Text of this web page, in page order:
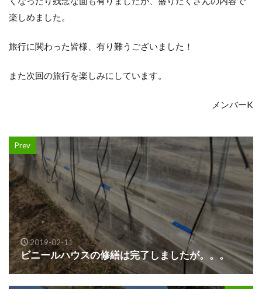
楽しめました。
旅行に関わった皆様、有り難うございました！
また次回の旅行を楽しみにしています。
メンバーK
Prev
2019-02-11
ビニールハウスの修繕は完了しましたが。。。